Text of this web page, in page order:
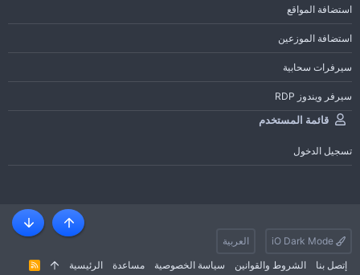
استضافة المواقع
استضافة الموزعين
سيرفرات سحابية
سيرفر ويندوز RDP
قائمة المستخدم
تسجيل الدخول
العربية
إتصل بنا
الشروط والقوانين سياسة الخصوصية مساعدة الرئيسية
R
أعلى أسفل